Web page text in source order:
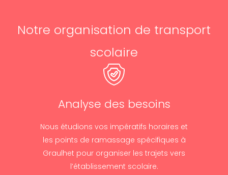
Notre organisation de transport
scolaire
Analyse des besoins
Nous étudions vos impératifs horaires et
les points de ramassage spécifiques à
Graulhet pour organiser les trajets vers
l’établissement scolaire.